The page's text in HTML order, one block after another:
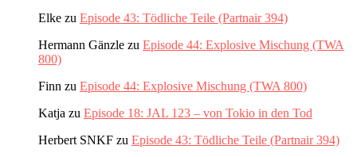
Elke zu Episode 43: Tödliche Teile (Partnair 394)
Hermann Gänzle zu Episode 44: Explosive Mischung (TWA
800)
Finn zu Episode 44: Explosive Mischung (TWA 800)
Katja zu Episode 18: JAL 123 – von Tokio in den Tod
Herbert SNKF zu Episode 43: Tödliche Teile (Partnair 394)